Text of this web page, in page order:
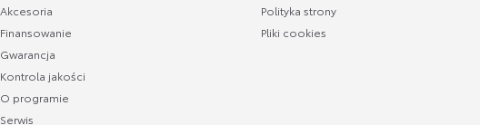
Akcesoria
Finansowanie
Gwarancja
Kontrola jakości
O programie
Serwis
Polityka strony
Pliki cookies